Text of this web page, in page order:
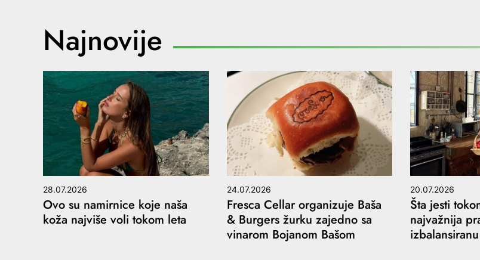
Najnovije
28.07.2026
Ovo su namirnice koje naša
koža najviše voli tokom leta
24.07.2026
Fresca Cellar organizuje Baša
& Burgers žurku zajedno sa
vinarom Bojanom Bašom
20.07.2026
Šta jesti
najvažnija